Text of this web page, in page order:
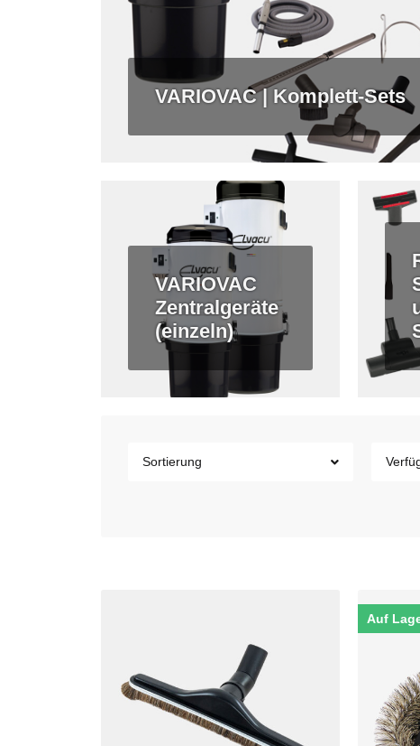
VARIOVAC | Komplett-Sets
VARIOVAC
Zentralgeräte
(einzeln)
Sortierung
Auf